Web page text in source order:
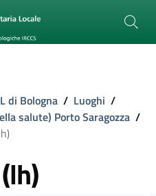
di Bologna / Luoghi /
salute) Porto Saragozza /